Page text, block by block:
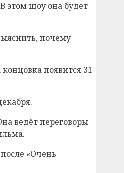
этом шоу она будет
почему
появится 31
ведёт переговоры
«Очень